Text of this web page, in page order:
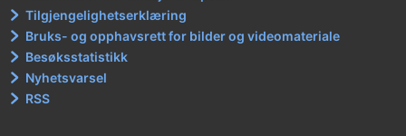
Tilgjengelighetserklæring
Bruks- og opphavsrett for bilder og videomateriale
Besøksstatistikk
Nyhetsvarsel
RSS